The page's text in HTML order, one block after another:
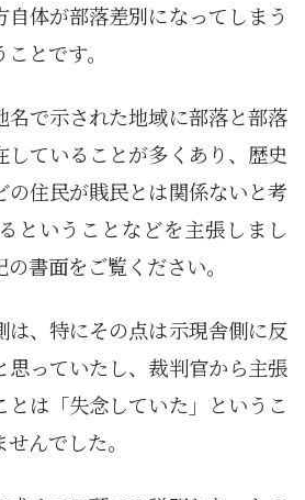
自体が部落差別になってしまう
とです。
名で示された地域に部落と部落
していることが多くあり、歴史
の住民が賎民とは関係ないと考
ということなどを主張しまし
書面をご覧ください。
は、特にその点は示現舎側に反
思っていたし、裁判官から主張
とは「失念していた」というこ
んでした。